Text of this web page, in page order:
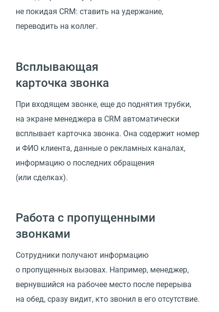
не покидая CRM: ставить на удержание,
переводить на коллег.
Всплывающая
карточка звонка
При входящем звонке, еще до поднятия трубки,
на экране менеджера в CRM автоматически
всплывает карточка звонка. Она содержит номер
и ФИО клиента, данные о рекламных каналах,
информацию о последних обращения
(или сделках).
Работа с пропущенными
звонками
Сотрудники получают информацию
о пропущенных вызовах. Например, менеджер,
вернувшийся на рабочее место после перерыва
на обед, сразу видит, кто звонил в его отсутствие.